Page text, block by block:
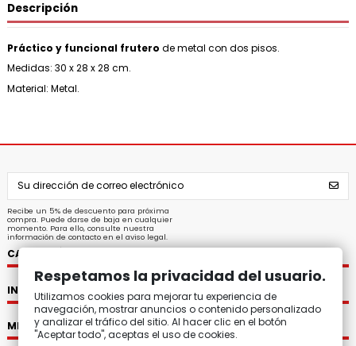
Descripción
Práctico y funcional frutero de metal con dos pisos.
Medidas: 30 x 28 x 28 cm.
Material: Metal.
Recibe un 5% de descuento para próxima
compra. Puede darse de baja en cualquier
momento. Para ello, consulte nuestra
información de contacto en el aviso legal.
CATEGORÍAS
INFORMACIÓN
MI CUENTA
Respetamos la privacidad del usuario.
Utilizamos cookies para mejorar tu experiencia de
navegación, mostrar anuncios o contenido personalizado
y analizar el tráfico del sitio. Al hacer clic en el botón
"Aceptar todo", aceptas el uso de cookies.